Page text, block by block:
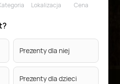
Lokalizacja Cena
Prezenty dla niej
Prezenty dla dzieci